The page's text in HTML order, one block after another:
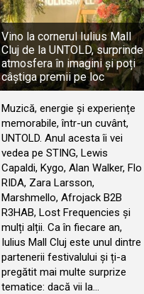
Vino la cornerul Iulius Mall
Cluj de la UNTOLD, surprinde
atmosfera în imagini și poți
câștiga premii pe loc
Muzică, energie și experiențe
memorabile, într-un cuvânt,
UNTOLD. Anul acesta îi vei
vedea pe STING, Lewis
Capaldi, Kygo, Alan Walker, Flo
RIDA, Zara Larsson,
Marshmello, Afrojack B2B
R3HAB, Lost Frequencies și
mulți alții. Ca în fiecare an,
Iulius Mall Cluj este unul dintre
partenerii festivalului și ți-a
pregătit mai multe surprize
tematice: dacă vii la…